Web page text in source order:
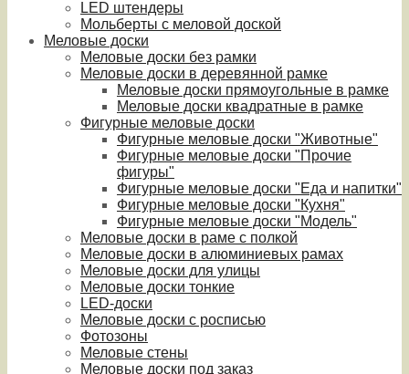
LED штендеры
Мольберты с меловой доской
Меловые доски
Меловые доски без рамки
Меловые доски в деревянной рамке
Меловые доски прямоугольные в рамке
Меловые доски квадратные в рамке
Фигурные меловые доски
Фигурные меловые доски "Животные"
Фигурные меловые доски "Прочие
фигуры"
Фигурные меловые доски "Еда и напитки"
Фигурные меловые доски "Кухня"
Фигурные меловые доски "Модель"
Меловые доски в раме с полкой
Меловые доски в алюминиевых рамах
Меловые доски для улицы
Меловые доски тонкие
LED-доски
Меловые доски с росписью
Фотозоны
Меловые стены
Меловые доски под заказ